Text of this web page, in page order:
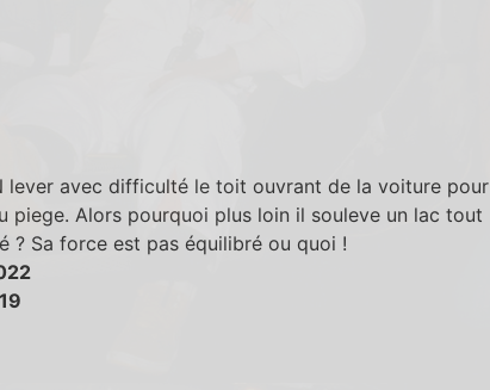
lever avec difficulté le toit ouvrant de la voiture pour
piege. Alors pourquoi plus loin il souleve un lac tout
? Sa force est pas équilibré ou quoi !